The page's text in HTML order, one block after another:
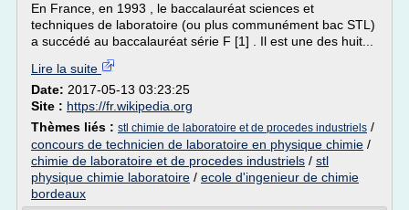
En France, en 1993 , le baccalauréat sciences et
techniques de laboratoire (ou plus communément bac STL)
a succédé au baccalauréat série F [1] . Il est une des huit...
Lire la suite
Date: 2017-05-13 03:23:25
Site : https://fr.wikipedia.org
Thèmes liés : stl chimie de laboratoire et de procedes industriels /
concours de technicien de laboratoire en physique chimie /
chimie de laboratoire et de procedes industriels / stl
physique chimie laboratoire / ecole d'ingenieur de chimie
bordeaux